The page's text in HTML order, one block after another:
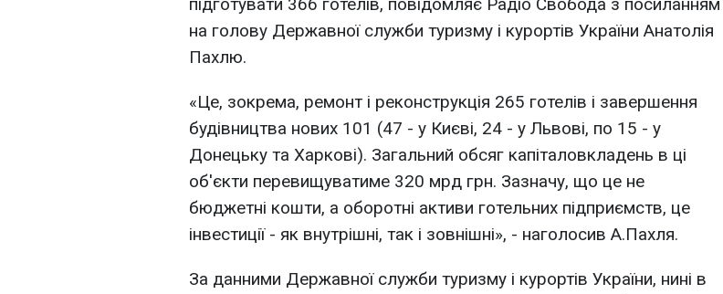
на голову Державної служби туризму i курортiв України Анатолiя
Пахлю.
«Це, зокрема, ремонт і реконструкція 265 готелів і завершення
будівництва нових 101 (47 - у Києві, 24 - у Львові, по 15 - у
Донецьку та Харкові). Загальний обсяг капіталовкладень в ці
об'єкти перевищуватиме 320 мрд грн. Зазначу, що це не
бюджетні кошти, а оборотні активи готельних підприємств, це
інвестиції - як внутрішні, так і зовнішні», - наголосив А.Пахля.
За данними Державної служби туризму i курортiв України, нинi в